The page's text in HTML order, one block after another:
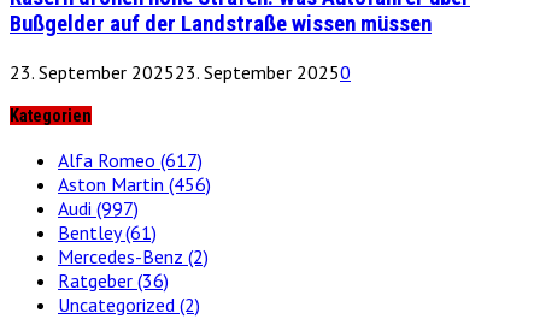
Bußgelder auf der Landstraße wissen müssen
23. September 202523. September 20250
Kategorien
Alfa Romeo (617)
Aston Martin (456)
Audi (997)
Bentley(61)
Mercedes-Benz (2)
Ratgeber (36)
Uncategorized (2)